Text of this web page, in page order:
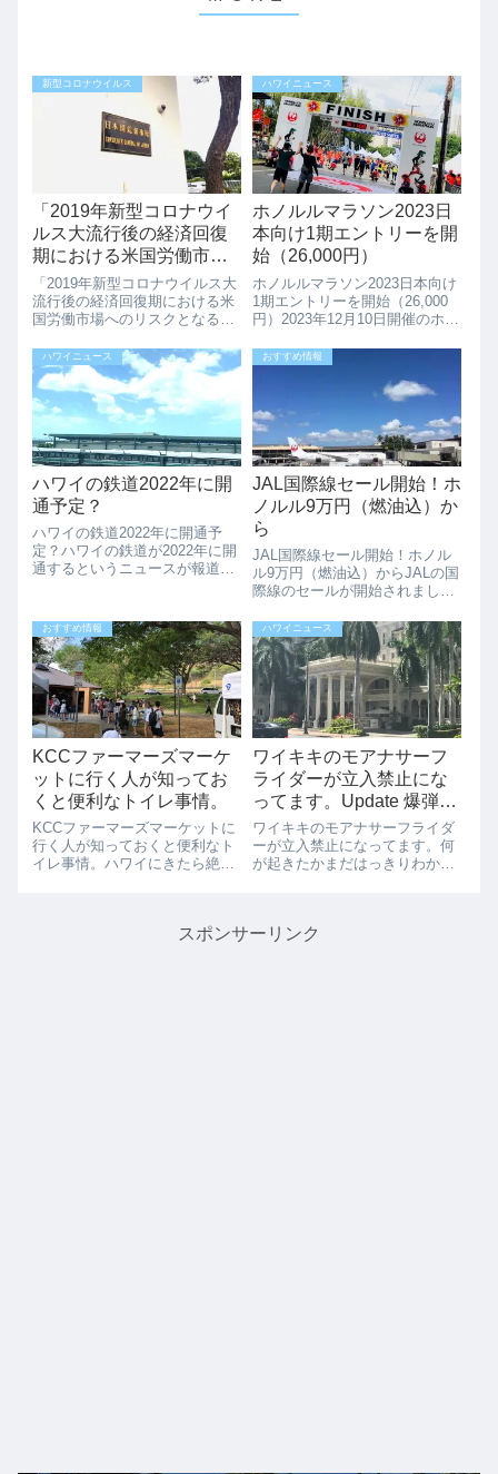
新型コロナウイルス
「2019年新型コロナウイ
ルス大流行後の経済回復
期における米国労働市場
へのリスクとなる移民及
び非移民の入国の停止に
関する布告」の発表(在ホ
ノルル日本国総領事館よ
り。)
「2019年新型コロナウイルス大
流行後の経済回復期における米
国労働市場へのリスクとなる移
する布告」の発表(在ホノルル日
本国総領事館より。)在ホノルル
日本国総領事館より「2019年新
型コロナウイルス大流行後の経
済回...
ハワイニュース
ホノルルマラソン2023日
本向け1期エントリーを開
始（26,000円）
ホノルルマラソン2023日本向け
1期エントリーを開始（26,000
円）2023年12月10日開催のホノ
アーリーエントリが4月21日よ
ントリーは、2023年5月16日(火)
までなので...
ハワイニュース
ハワイの鉄道2022年に開
通予定？
ハワイの鉄道2022年に開通予
定？ハワイの鉄道が2022年に開
通するというニュースが報道さ
住民が鉄道を利用するために準
備が進められています。オアフ
の西側、ワイパフ付近では最
近、鉄道...
おすすめ情報
JAL国際線セール開始！ホ
ノルル9万円（燃油込）か
ら
JAL国際線セール開始！ホノル
ル9万円（燃油込）からJALの国
際線のセールが開始されまし
期間は7/31までです。期間限定
運賃セール期間 2023年4月13
日（木）0:00～4月17日（月）
23:59一部路線は...
おすすめ情報
KCCファーマーズマーケ
ットに行く人が知ってお
くと便利なトイレ事情。
KCCファーマーズマーケットに
行く人が知っておくと便利なト
イレ事情。ハワイにきたら絶対
が勢揃いしているので、ここに
ハワイニュース
ワイキキのモアナサーフ
ライダーが立入禁止にな
ってます。Update 爆弾騒
ぎ？解決しました。
ワイキキのモアナサーフライダ
ーが立入禁止になってます。何
が起きたかまだはっきりわかり
犬、アーミーなどが集まってい
スポンサーリンク